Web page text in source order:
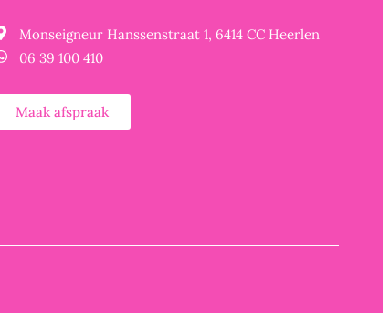
Monseigneur Hanssenstraat 1, 6414 CC Heerlen
06 39 100 410
Maak afspraak